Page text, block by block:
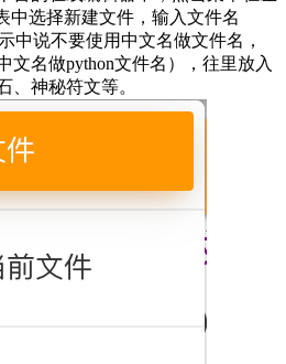
中选择新建文件，输入文件名
中说不要使用中文名做文件名，
文名做python文件名），往里放入
、神秘符文等。